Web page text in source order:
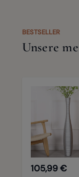
BESTSELLER
Unsere
105,99 €